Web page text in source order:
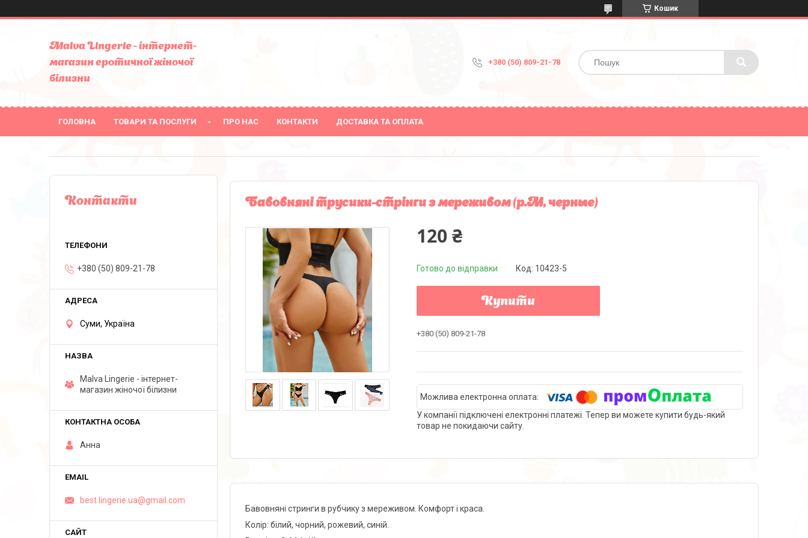
Кошик
Malva Lingerie - інтернет-
магазин еротичної жіночої
білизни
+380 (50) 809-21-78
ГОЛОВНА ТОВАРИ ТА ПОСЛУГИ ПРО НАС КОНТАКТИ ДОСТАВКА ТА ОПЛАТА
Бавовняні трусики-стрінги з мереживом (р.М, черные)
120 ₴
Готово до відправки Код: 10423-5
Купити
+380 (50) 809-21-78
У компанії підключені електронні платежі. Тепер ви можете купити будь-який
товар не покидаючи сайту.
Бавовняні стринги в рубчику з мереживом. Комфорт і краса.
Колір: білий, чорний, рожевий, синій.
Контакти
+380 (50) 809-21-78
Суми, Україна
Malva Lingerie - інтернет-
магазин жіночої білизни
Анна
best.lingerie.ua@gmail.com